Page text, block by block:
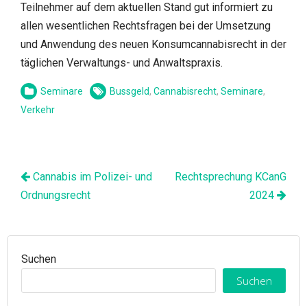
Teilnehmer auf dem aktuellen Stand gut informiert zu
allen wesentlichen Rechtsfragen bei der Umsetzung
und Anwendung des neuen Konsumcannabisrecht in der
täglichen Verwaltungs- und Anwaltspraxis.
Seminare Bussgeld, Cannabisrecht, Seminare,
Verkehr
Beitrags-
Navigation
Cannabis im Polizei- und
Ordnungsrecht
Rechtsprechung KCanG
2024
Suchen
Suchen